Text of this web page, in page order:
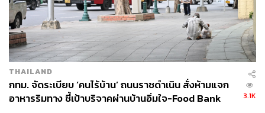
THAILAND
กทม. จัดระเบียบ ‘คนไร้บ้าน’ ถนนราชดำเนิน สั่งห้ามแจก
อาหารริมทาง ชี้เป้าบริจาคผ่านบ้านอิ่มใจ-Food Bank
3.1K